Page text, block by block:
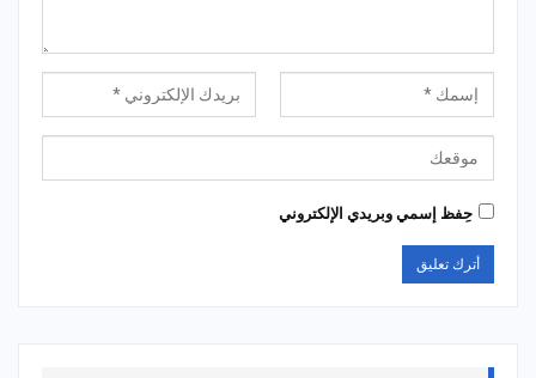
حِفظ إسمي وبريدي الإلكتروني